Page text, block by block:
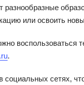
разнообразные
или освоить
воспользоваться
.
социальных сетях,